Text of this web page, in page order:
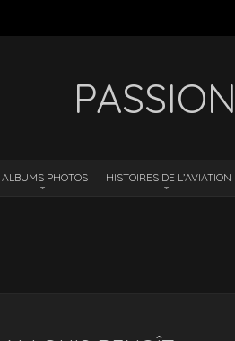
ALBUMS PHOTOS HISTOIRES DE L’AVIATION